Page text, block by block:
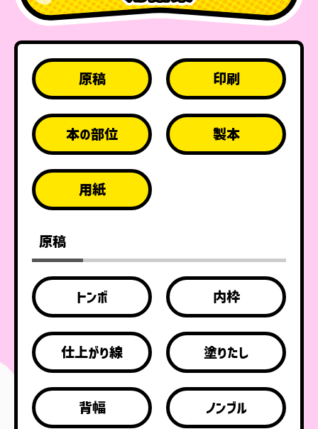
原稿 印刷
本の部位 製本
用紙
原稿
トンボ 内枠
仕上がり線 塗りたし
背幅 ノンブル